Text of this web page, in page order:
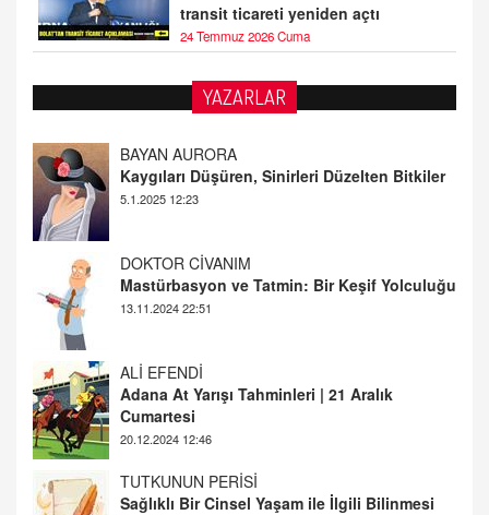
transit ticareti yeniden açtı
24 Temmuz 2026 Cuma
YAZARLAR
DOKTOR CİVANIM
Mastürbasyon ve Tatmin: Bir Keşif Yolculuğu
13.11.2024 22:51
ALİ EFENDİ
Adana At Yarışı Tahminleri | 21 Aralık
Cumartesi
TUTKUNUN PERİSİ
Sağlıklı Bir Cinsel Yaşam ile İlgili Bilinmesi
Gerekenler
08.11.2024 13:16
FARUK ÖNALAN
Tezkere Onaylanmasaydı…